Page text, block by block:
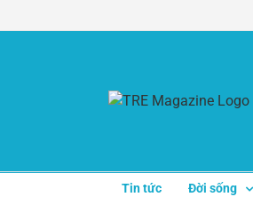
to
Tin tức Đời sống